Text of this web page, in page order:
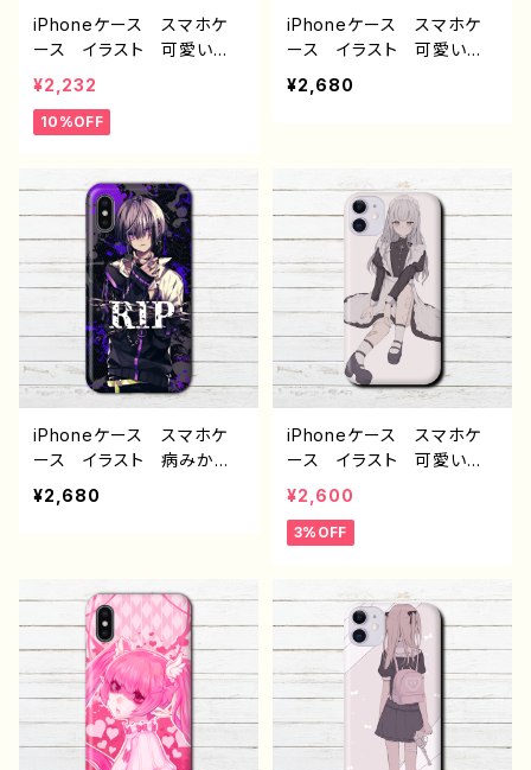
タイトル：midnight cat
作：プラネ
iPhoneケース スマホケ
ース イラスト 可愛い女
の子 かっこいい女子 お
しゃれ服 エモい iPhone
15/14/13/12/11 AQUOS
ロイド ケース 個性的
おすすめ 黒髪 ロングヘ
ア ピアス 人気 イラス
トレーター クリエイター
絵師 オリジナル デザイ
ン グッズ タイトル：量産
型ハーフツインスマホケー
ス(アッシュピンク) 作：冬
城ゆう G-6
¥2,232
10%OFF
iPhoneケース スマホケ
ース イラスト 可愛い女
の子 かっこいい女子 お
しゃれ服 エモい 病みか
glepixel Galaxy Andr
oid アンドロイド ケー
ス JK 女子高校生 セ
ーラー服 ピアス ツイン
テール 個性的 おすす
め 人気 イラストレータ
ー クリエイター 絵師
オリジナル デザイン グッ
ズ タイトル：Fanatic 夜
¥2,680
iPhoneケース スマホケ
ース イラスト 病みかわ
いい エモい 男の子 か
っこいい iPhoneX ロッ
め 個性的 人気 イラス
トレーター クリエイター
絵師 充電器 タイトル：RI
P 作：黒野 京
¥2,680
iPhoneケース スマホケ
ース イラスト 可愛い女
の子 エモい おしゃれ
服 病みかわいい メンヘ
ラ ヤンデレ iPhone15/1
axy Android アンドロ
イド ケース おすすめ
個性的 銀髪 ロングヘ
ア メイド服 オリジナルキ
ャラクター 人気 イラスト
レーター 絵師 クリエイ
ター オリジナル デザイ
¥2,600
3%OFF